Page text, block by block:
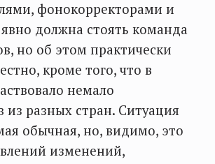
фонокорректорами и
должна стоять команда
но об этом практически
кроме того, что в
немало
из разных стран. Ситуация
обычная, но, видимо, это
изменений,